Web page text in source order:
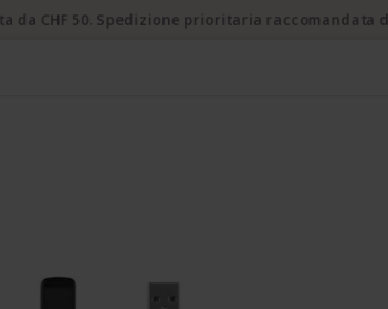
CHF 50. Spedizione prioritaria raccomandata